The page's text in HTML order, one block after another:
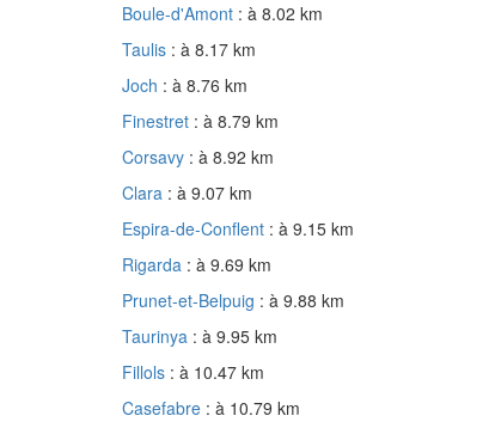
Boule-d'Amont : à 8.02 km
Taulis : à 8.17 km
Joch : à 8.76 km
Finestret : à 8.79 km
Corsavy : à 8.92 km
Clara : à 9.07 km
Espira-de-Conflent : à 9.15 km
Rigarda : à 9.69 km
Prunet-et-Belpuig : à 9.88 km
Taurinya : à 9.95 km
Fillols : à 10.47 km
Casefabre : à 10.79 km